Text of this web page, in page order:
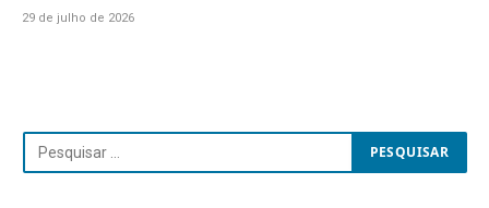
29 de julho de 2026